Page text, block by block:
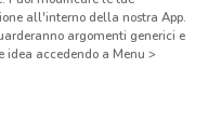
1.3 km
P.zza DEI
all'interno della nostra App.
argomenti generici e
idea accedendo a Menu >